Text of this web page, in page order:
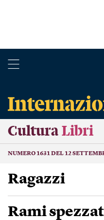
Cultura Libri
NUMERO 1631 DEL 12
Ragazzi
Rami